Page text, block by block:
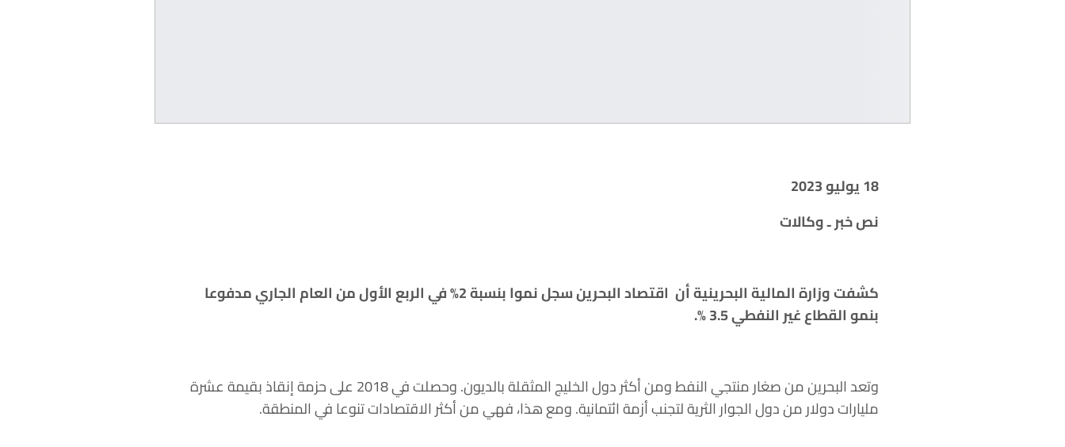
18 يوليو 2023
نص خبر ـ وكالات
كشفت وزارة المالية البحرينية أن اقتصاد البحرين سجل نموا بنسبة 2% في الربع الأول من العام الجاري مدفوعا
بنمو القطاع غير النفطي 3.5 %.
وتعد البحرين من صغار منتجي النفط ومن أكثر دول الخليج المثقلة بالديون. وحصلت في 2018 على حزمة إنقاذ بقيمة عشرة
مليارات دولار من دول الجوار الثرية لتجنب أزمة ائتمانية. ومع هذا، فهي من أكثر الاقتصادات تنوعا في المنطقة.